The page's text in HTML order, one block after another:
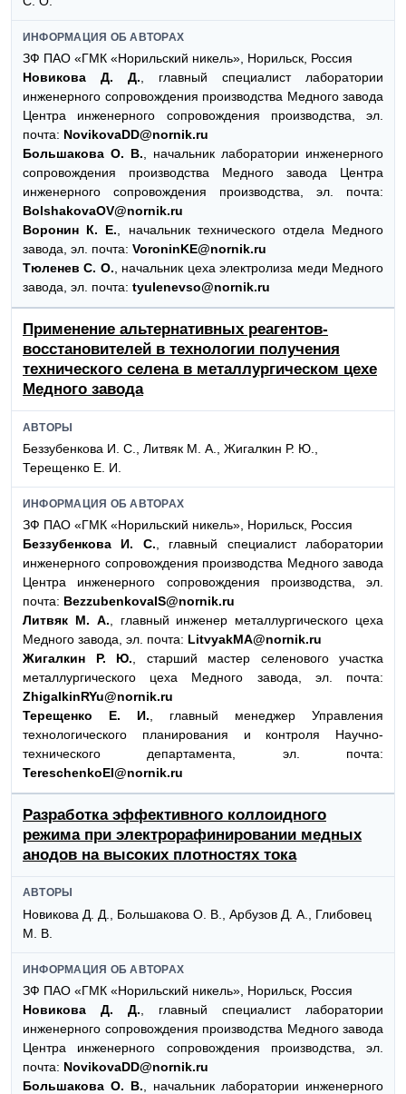
ИНФОРМАЦИЯ ОБ АВТОРАХ
ЗФ ПАО «ГМК «Норильский никель», Норильск, Россия
Новикова Д. Д., главный специалист лаборатории
инженерного сопровождения производства Медного завода
Центра инженерного сопровождения производства, эл.
почта: NovikovaDD@nornik.ru
Большакова О. В., начальник лаборатории инженерного
сопровождения производства Медного завода Центра
инженерного сопровождения производства, эл. почта:
BolshakovaOV@nornik.ru
Воронин К. Е., начальник технического отдела Медного
завода, эл. почта: VoroninKE@nornik.ru
Тюленев С. О., начальник цеха электролиза меди Медного
завода, эл. почта: tyulenevso@nornik.ru
Применение альтернативных реагентов-
восстановителей в технологии получения
технического селена в металлургическом цехе
Медного завода
АВТОРЫ
Беззубенкова И. С., Литвяк М. А., Жигалкин Р. Ю.,
Терещенко Е. И.
ИНФОРМАЦИЯ ОБ АВТОРАХ
ЗФ ПАО «ГМК «Норильский никель», Норильск, Россия
Беззубенкова И. С. , главный специалист лаборатории
инженерного сопровождения производства Медного завода
Центра инженерного сопровождения производства, эл.
почта: BezzubenkovaIS@nornik.ru
Литвяк М. А. , главный инженер металлургического цеха
Медного завода, эл. почта: LitvyakМA@nornik.ru
Жигалкин Р. Ю. , старший мастер селенового участка
металлургического цеха Медного завода, эл. почта:
ZhigalkinRYu@nornik.ru
Терещенко Е. И. , главный менеджер Управления
технологического планирования и контроля Научно-
технического департамента, эл. почта:
TereschenkoEI@nornik.ru
Разработка эффективного коллоидного
режима при электрорафинировании медных
анодов на высоких плотностях тока
АВТОРЫ
Новикова Д. Д., Большакова О. В., Арбузов Д. А., Глибовец
М. В.
ИНФОРМАЦИЯ ОБ АВТОРАХ
ЗФ ПАО «ГМК «Норильский никель», Норильск, Россия
Новикова Д. Д. , главный специалист лаборатории
инженерного сопровождения производства Медного завода
Центра инженерного сопровождения производства, эл.
почта: NovikovaDD@nornik.ru
Большакова О. В. , начальник лаборатории инженерного